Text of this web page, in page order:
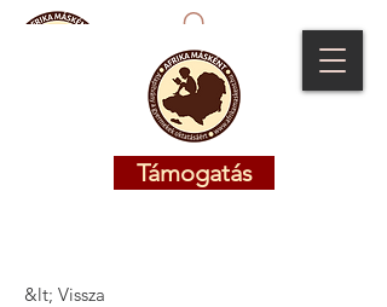
Támogatás
Támogatás
&lt; Vissza